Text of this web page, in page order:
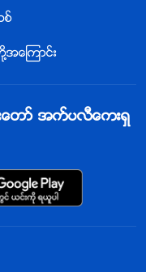
႔အေၾကာင္း
ေတာ္ အက္ပလီေကးရွ